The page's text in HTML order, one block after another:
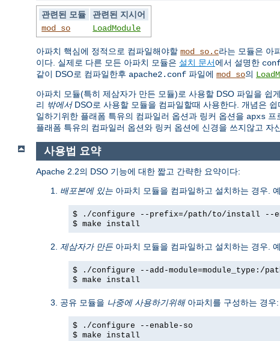
관련된 모듈
관련된 지시어
mod_so
LoadModule
아파치 핵심에 정적으로 컴파일해야할 mod_so.c라는 모듈은 아
이다. 실제로 다른 모든 아파치 모듈은 설치 문서에서 설명한
같이 DSO로 컴파일한후 apache2.conf 파일에 mod_so의
아파치 모듈(특히 제삼자가 만든 모듈)로 사용할 DSO 파일을 쉽
리 밖에서DSO로 사용할 모듈을 컴파일할때 사용한다. 개념은 쉽
일하기위한 플래폼 특유의 컴파일러 옵션과 링커 옵션을 apxs 프
플래폼 특유의 컴파일러 옵션와 링커 옵션에 신경을 쓰지않고 자
사용법 요약
Apache 2.2의 DSO 기능에 대한 짧고 간략한 요약이다:
배포본에 있는 아파치 모듈을 컴파일하고 설치하는 경우.
$ ./configure --prefix=/path/to/install --
$ make install
제삼자가 만든 아파치 모듈을 컴파일하고 설치하는 경우.
$ ./configure --add-module=module_type:/
$ make install
공유 모듈을 나중에 사용하기위해아파치를 구성하는 경우:
$ ./configure --enable-so
$ make install